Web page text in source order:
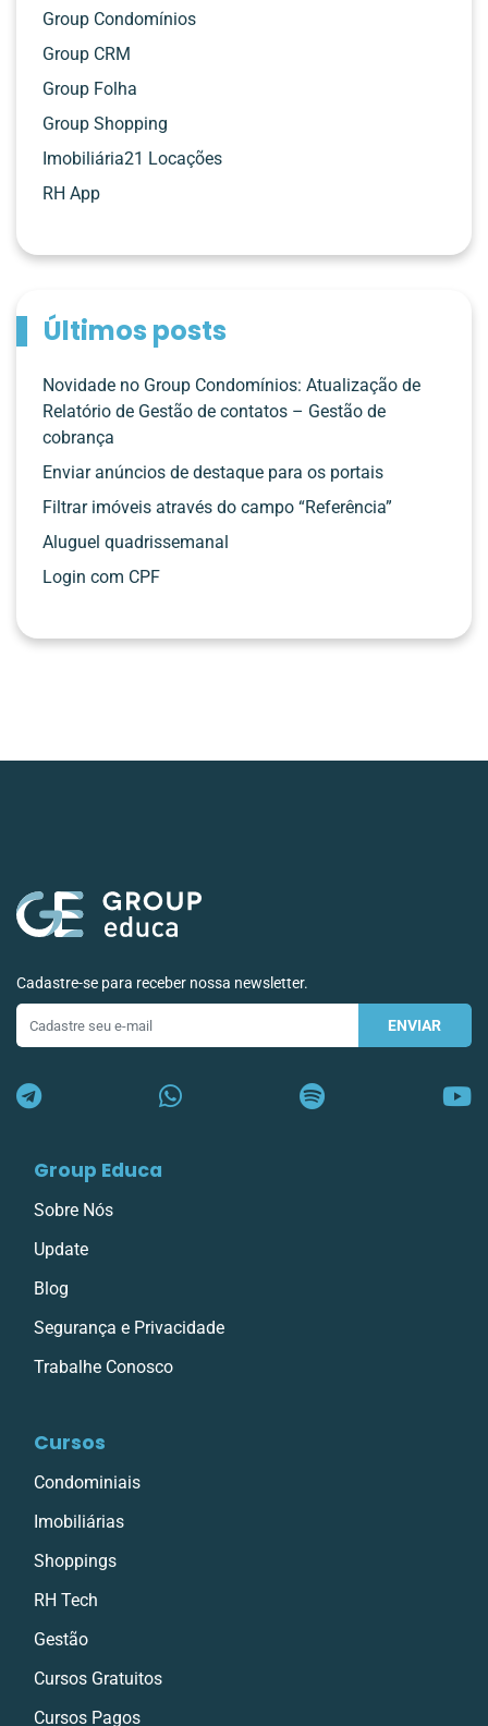
Group Condomínios
Group CRM
Group Folha
Group Shopping
Imobiliária21 Locações
RH App
Últimos posts
Novidade no Group Condomínios: Atualização de
Relatório de Gestão de contatos – Gestão de
cobrança
Enviar anúncios de destaque para os portais
Filtrar imóveis através do campo “Referência”
Aluguel quadrissemanal
Login com CPF
Cadastre-se para receber nossa newsletter.
ENVIAR
Group Educa
Sobre Nós
Update
Blog
Segurança e Privacidade
Trabalhe Conosco
Cursos
Condominiais
Imobiliárias
Shoppings
RH Tech
Gestão
Cursos Gratuitos
Cursos Pagos